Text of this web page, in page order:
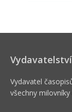
Vydavatelství
Vydavatel
všechny